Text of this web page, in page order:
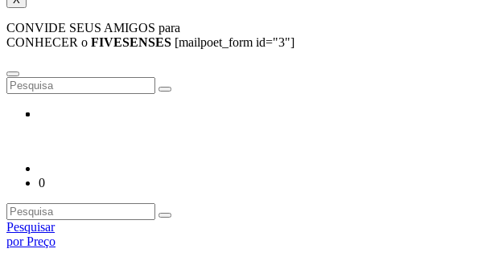
CONVIDE SEUS AMIGOS para
CONHECER o FIVESENSES [mailpoet_form id="3"]
0
Pesquisar
por Preço